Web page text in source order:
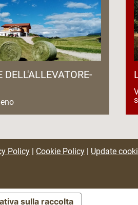
DELL'ALLEVATORE-
Policy Cookie Policy Update
sulla raccolta